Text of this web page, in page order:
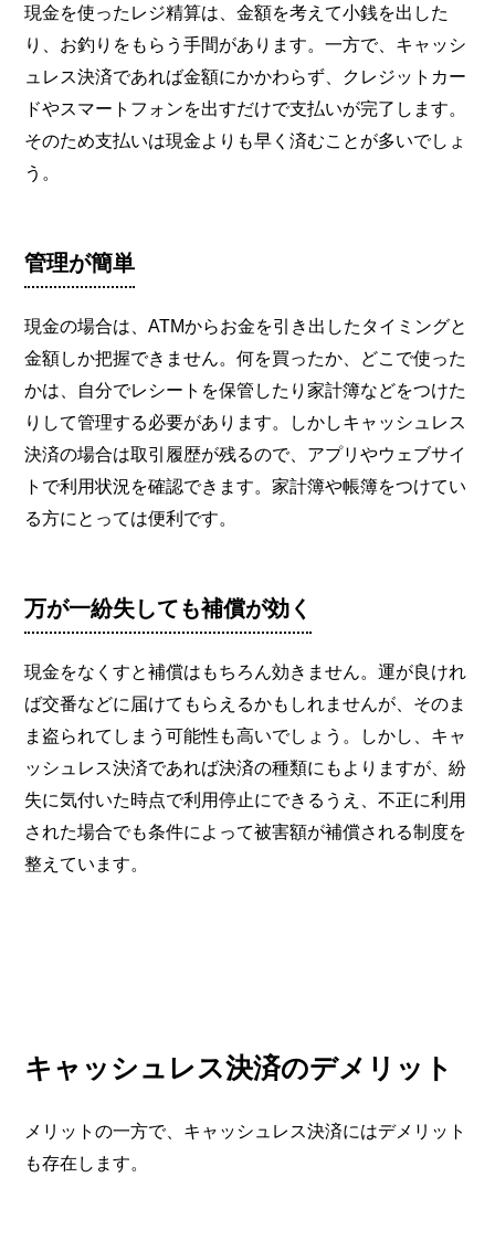
現金を使ったレジ精算は、金額を考えて小銭を出した
り、お釣りをもらう手間があります。一方で、キャッシ
ュレス決済であれば金額にかかわらず、クレジットカー
ドやスマートフォンを出すだけで支払いが完了します。
そのため支払いは現金よりも早く済むことが多いでしょ
う。
管理が簡単
現金の場合は、ATMからお金を引き出したタイミングと
金額しか把握できません。何を買ったか、どこで使った
かは、自分でレシートを保管したり家計簿などをつけた
りして管理する必要があります。しかしキャッシュレス
決済の場合は取引履歴が残るので、アプリやウェブサイ
トで利用状況を確認できます。家計簿や帳簿をつけてい
る方にとっては便利です。
万が一紛失しても補償が効く
現金をなくすと補償はもちろん効きません。運が良けれ
ば交番などに届けてもらえるかもしれませんが、そのま
ま盗られてしまう可能性も高いでしょう。しかし、キャ
ッシュレス決済であれば決済の種類にもよりますが、紛
失に気付いた時点で利用停止にできるうえ、不正に利用
された場合でも条件によって被害額が補償される制度を
整えています。
キャッシュレス決済のデメリット
メリットの一方で、キャッシュレス決済にはデメリット
も存在します。